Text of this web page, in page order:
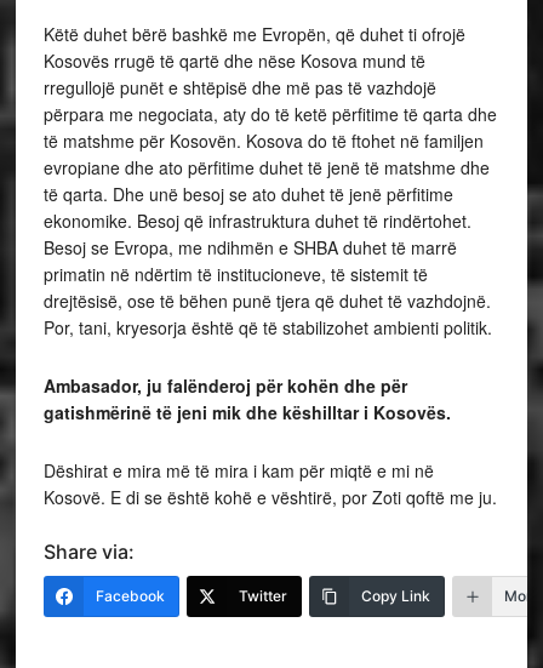
Këtë duhet bërë bashkë me Evropën, që duhet ti ofrojë
Kosovës rrugë të qartë dhe nëse Kosova mund të
rregullojë punët e shtëpisë dhe më pas të vazhdojë
përpara me negociata, aty do të ketë përfitime të qarta dhe
të matshme për Kosovën. Kosova do të ftohet në familjen
evropiane dhe ato përfitime duhet të jenë të matshme dhe
të qarta. Dhe unë besoj se ato duhet të jenë përfitime
ekonomike. Besoj që infrastruktura duhet të rindërtohet.
Besoj se Evropa, me ndihmën e SHBA duhet të marrë
primatin në ndërtim të institucioneve, të sistemit të
drejtësisë, ose të bëhen punë tjera që duhet të vazhdojnë.
Por, tani, kryesorja është që të stabilizohet ambienti politik.
Ambasador, ju falënderoj për kohën dhe për
gatishmërinë të jeni mik dhe këshilltar i Kosovës.
Dëshirat e mira më të mira i kam për miqtë e mi në
Kosovë. E di se është kohë e vështirë, por Zoti qoftë me ju.
Share via:
Facebook Twitter Copy Link More